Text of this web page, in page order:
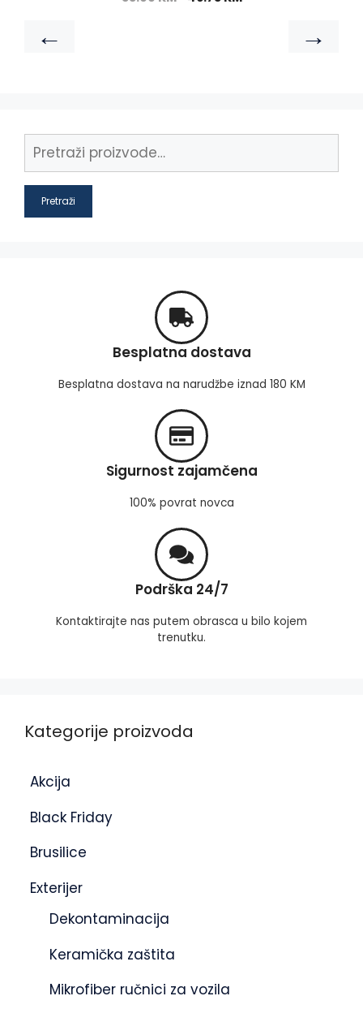
← →
Pretraži
Besplatna dostava
Besplatna dostava na narudžbe iznad 180 KM
Sigurnost zajamčena
100% povrat novca
Podrška 24/7
Kontaktirajte nas putem obrasca u bilo kojem
trenutku.
Kategorije proizvoda
Akcija
Black Friday
Brusilice
Exterijer
Dekontaminacija
Keramička zaštita
Mikrofiber ručnici za vozila